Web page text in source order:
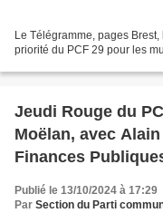
Le Télégramme, pages
priorité du PCF 29 pour les
Jeudi Rouge du
Moëlan, avec
Finances
octobre à 18h30
Publié le 13/10/2024 à 17:29
Par Section du Parti